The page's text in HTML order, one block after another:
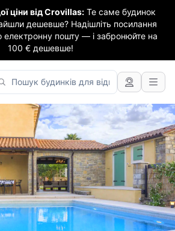
ціни від Crovillas: Те саме будинок
дешевше? Надішліть посилання
електронну пошту — і забронюйте на
100 € дешевше!